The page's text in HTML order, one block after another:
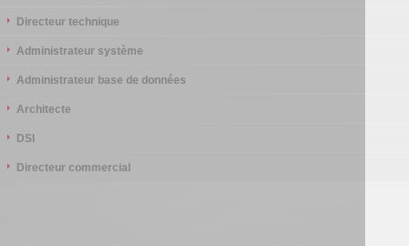
Directeur technique
Administrateur système
Administrateur base de données
Architecte
DSI
Directeur commercial